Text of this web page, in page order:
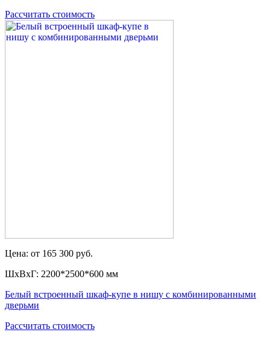
Рассчитать стоимость
Цена: от 165 300 руб.
ШxВxГ: 2200*2500*600 мм
Белый встроенный шкаф-купе в нишу с комбинированными
дверьми
Рассчитать стоимость